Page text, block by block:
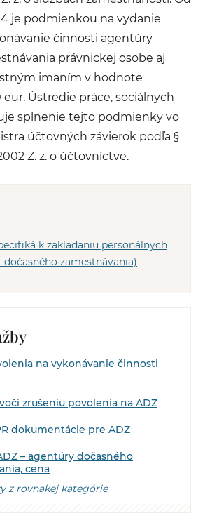
je podmienkou na vydanie
činnosti agentúry
právnickej osobe aj
imaním v hodnote
Ústredie práce, sociálnych
splnenie tejto podmienky vo
účtovných závierok podľa §
Z. z. o účtovníctve.
k zakladaniu personálnych
zamestnávania)
na vykonávanie činnosti
zrušeniu povolenia na ADZ
dokumentácie pre ADZ
– agentúry dočasného
cena
z rovnakej kategórie